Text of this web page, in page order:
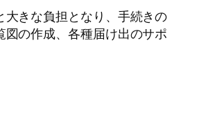
きな負担となり、手続きの
の作成、各種届け出のサポ